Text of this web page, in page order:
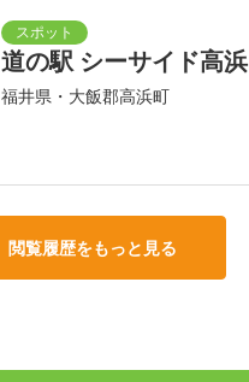
道の駅 シーサイド高浜
福井県・大飯郡高浜町
閲覧履歴をもっと見る